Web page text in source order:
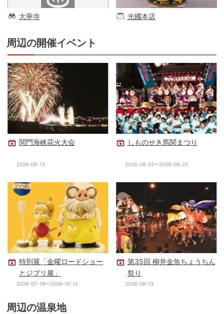
大寧寺 光國本店
周辺の開催イベント
関門海峡花火大会
2026-08-13
しものせき馬関まつり
2026-08-22〜2026-08-23
特別展「金曜ロードショー
とジブリ展」
2026-07-18〜2026-10-12
第35回 柳井金魚ちょうちん
祭り
2026-08-13
周辺の温泉地